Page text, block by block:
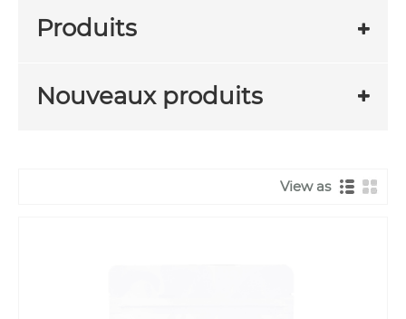
Produits
Nouveaux produits
View as